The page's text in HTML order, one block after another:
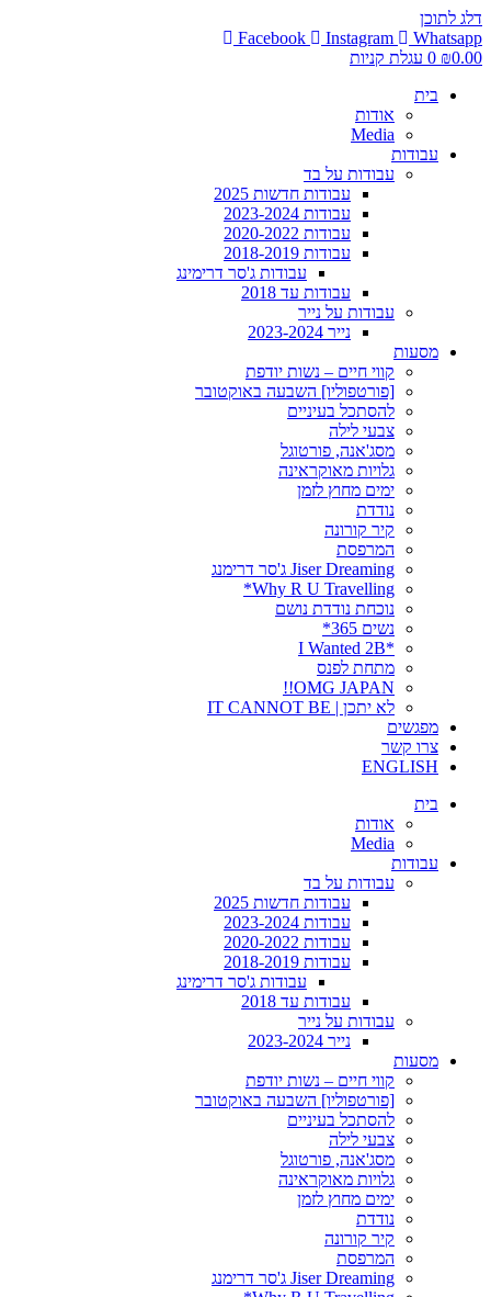
דלג לתוכן
Facebook
Instagram
Whatsapp
₪0.00
0 עגלת קניות
בית
אודות
Media
עבודות
עבודות על בד
עבודות חדשות 2025
עבודות 2023-2024
עבודות 2020-2022
עבודות 2018-2019
עבודות ג'סר דרימינג
עבודות עד 2018
עבודות על נייר
נייר 2023-2024
מסעות
קווי חיים – נשות יודפת
[פורטפוליו] השבעה באוקטובר
להסתכל בעיניים
צבעי לילה
מסג'אנה, פורטוגל
גלויות מאוקראינה
ימים מחוץ לזמן
נודדת
קיר קורונה
המרפסת
Jiser Dreaming ג'סר דרימנג
Why R U Travelling*
נוכחת נודדת נושם
נשים 365*
*I Wanted 2B
מתחת לפנס
OMG JAPAN!!
לא יתכן | IT CANNOT BE
מפגשים
צרו קשר
ENGLISH
בית
אודות
Media
עבודות
עבודות על בד
עבודות חדשות 2025
עבודות 2023-2024
עבודות 2020-2022
עבודות 2018-2019
עבודות ג'סר דרימינג
עבודות עד 2018
עבודות על נייר
נייר 2023-2024
מסעות
קווי חיים – נשות יודפת
[פורטפוליו] השבעה באוקטובר
להסתכל בעיניים
צבעי לילה
מסג'אנה, פורטוגל
גלויות מאוקראינה
ימים מחוץ לזמן
נודדת
קיר קורונה
המרפסת
Jiser Dreaming ג'סר דרימנג